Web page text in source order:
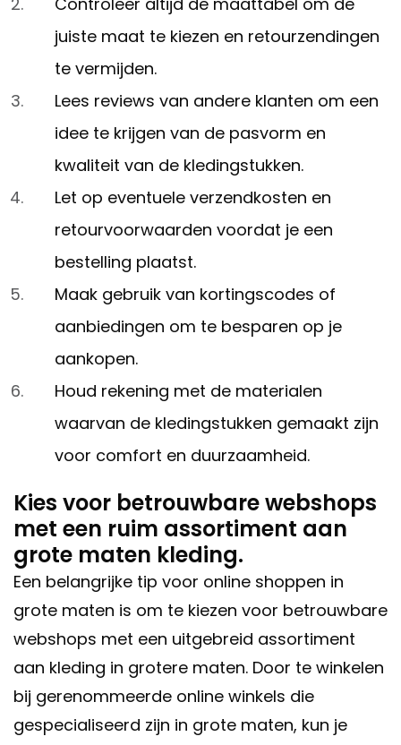
juiste maat te kiezen en retourzendingen
te vermijden.
Lees reviews van andere klanten om een
idee te krijgen van de pasvorm en
kwaliteit van de kledingstukken.
Let op eventuele verzendkosten en
retourvoorwaarden voordat je een
bestelling plaatst.
Maak gebruik van kortingscodes of
aanbiedingen om te besparen op je
aankopen.
Houd rekening met de materialen
waarvan de kledingstukken gemaakt zijn
voor comfort en duurzaamheid.
Kies voor betrouwbare webshops
met een ruim assortiment aan
grote maten kleding.
Een belangrijke tip voor online shoppen in
grote maten is om te kiezen voor betrouwbare
webshops met een uitgebreid assortiment
aan kleding in grotere maten. Door te winkelen
bij gerenommeerde online winkels die
gespecialiseerd zijn in grote maten, kun je